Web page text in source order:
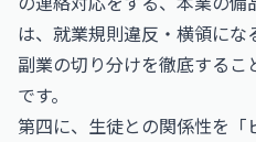
は、就業規則違反・横領にな
副業の切り分けを徹底する
です。
第四に、生徒との関係性を「